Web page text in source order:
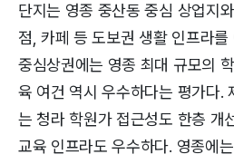
단지는 영종 중산동 중심 상업지
점, 카페 등 도보권 생활 인프라
중심상권에는 영종 최대 규모의
육 여건 역시 우수하다는 평가다.
는 청라 학원가 접근성도 한층 개
교육 인프라도 우수하다. 영종에